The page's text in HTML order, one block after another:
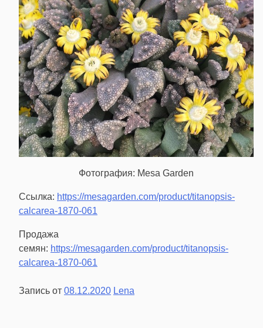
Фотография: Mesa Garden
Ссылка: https://mesagarden.com/product/titanopsis-
calcarea-1870-061
Продажа
семян: https://mesagarden.com/product/titanopsis-
calcarea-1870-061
Запись от 08.12.2020 Lena